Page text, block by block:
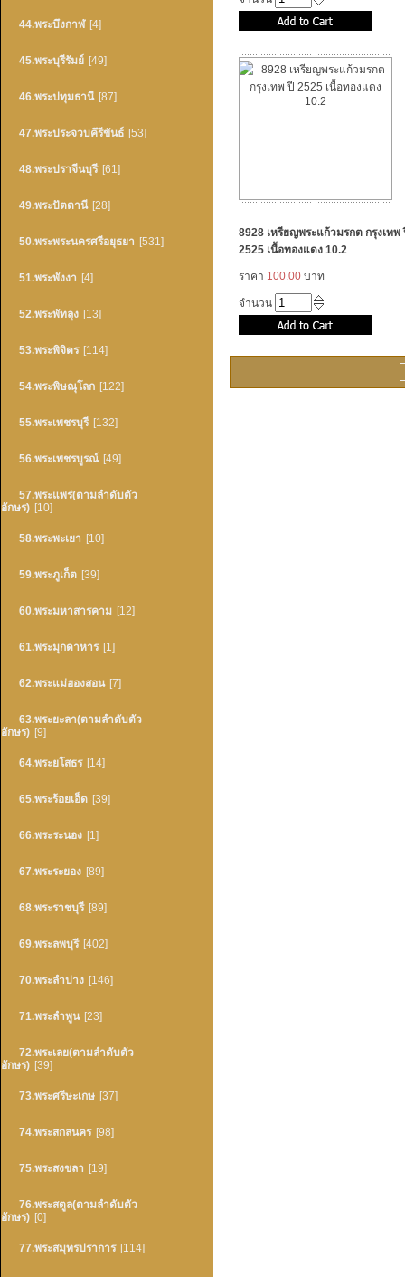
44.พระบึงกาฬ [4]
45.พระบุรีรัมย์ [49]
46.พระปทุมธานี [87]
47.พระประจวบคึรีขันธ์ [53]
48.พระปราจีนบุรี [61]
49.พระปัตตานี [28]
50.พระพระนครศรีอยุธยา [531]
51.พระพังงา [4]
52.พระพัทลุง [13]
53.พระพิจิตร [114]
54.พระพิษณุโลก [122]
55.พระเพชรบุรี [132]
56.พระเพชรบูรณ์ [49]
57.พระแพร่(ตามลำดับตัว
อักษร) [10]
58.พระพะเยา [10]
59.พระภูเก็ต [39]
60.พระมหาสารคาม [12]
61.พระมุกดาหาร [1]
62.พระแม่ฮองสอน [7]
63.พระยะลา(ตามลำดับตัว
อักษร) [9]
64.พระยโสธร [14]
65.พระร้อยเอ็ด [39]
66.พระระนอง [1]
67.พระระยอง [89]
68.พระราชบุรี [89]
69.พระลพบุรี [402]
70.พระลำปาง [146]
71.พระลำพูน [23]
72.พระเลย(ตามลำดับตัว
อักษร) [39]
73.พระศรีษะเกษ [37]
74.พระสกลนคร [98]
75.พระสงขลา [19]
76.พระสตูล(ตามลำดับตัว
อักษร) [0]
77.พระสมุทรปราการ [114]
8928 เหรียญพระแก้วมรกต กรุงเทพ
2525 เนื้อทองแดง 10.2
ราคา 100.00 บาท
จำนวน